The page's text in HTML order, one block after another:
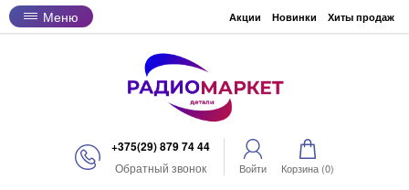
Меню Акции Новинки Хиты продаж
+375(29) 879 74 44
Обратный звонок Войти Корзина (0)